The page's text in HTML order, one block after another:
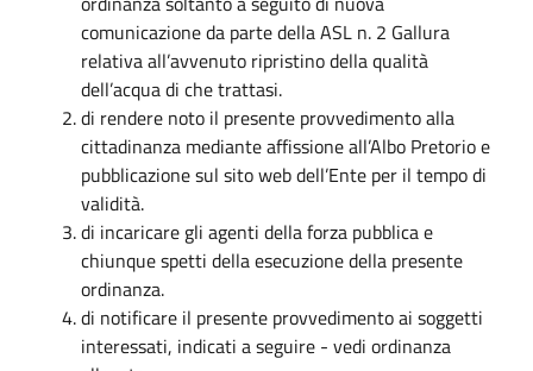
comunicazione da parte della ASL n. 2 Gallura
relativa all’avvenuto ripristino della qualità
dell’acqua di che trattasi.
di rendere noto il presente provvedimento alla
cittadinanza mediante affissione all’Albo Pretorio e
pubblicazione sul sito web dell’Ente per il tempo di
validità.
di incaricare gli agenti della forza pubblica e
chiunque spetti della esecuzione della presente
ordinanza.
di notificare il presente provvedimento ai soggetti
interessati, indicati a seguire - vedi ordinanza